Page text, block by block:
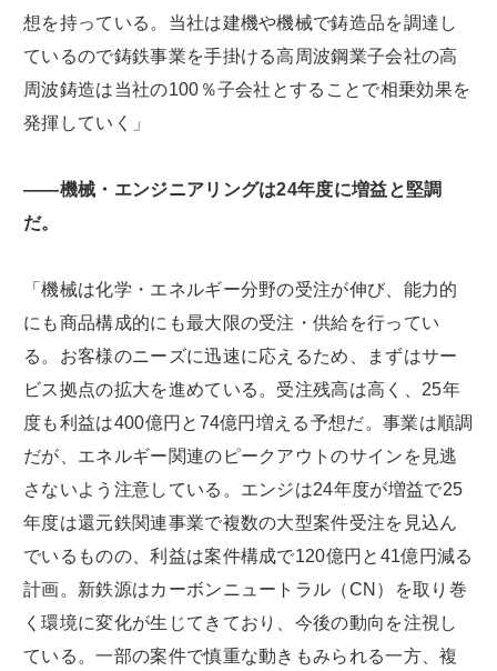
想を持っている。当社は建機や機械で鋳造品を調達し
ているので鋳鉄事業を手掛ける高周波鋼業子会社の高
周波鋳造は当社の100％子会社とすることで相乗効果を
発揮していく」
――機械・エンジニアリングは24年度に増益と堅調
だ。
「機械は化学・エネルギー分野の受注が伸び、能力的
にも商品構成的にも最大限の受注・供給を行ってい
る。お客様のニーズに迅速に応えるため、まずはサー
ビス拠点の拡大を進めている。受注残高は高く、25年
度も利益は400億円と74億円増える予想だ。事業は順調
だが、エネルギー関連のピークアウトのサインを見逃
さないよう注意している。エンジは24年度が増益で25
年度は還元鉄関連事業で複数の大型案件受注を見込ん
でいるものの、利益は案件構成で120億円と41億円減る
計画。新鉄源はカーボンニュートラル（CN）を取り巻
く環境に変化が生じてきており、今後の動向を注視し
ている。一部の案件で慎重な動きもみられる一方、複